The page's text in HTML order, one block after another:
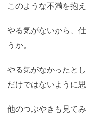
このような不満を抱
やる気がないから、
うか。
やる気がなかったと
だけではないように
他のつぶやきも見てみ